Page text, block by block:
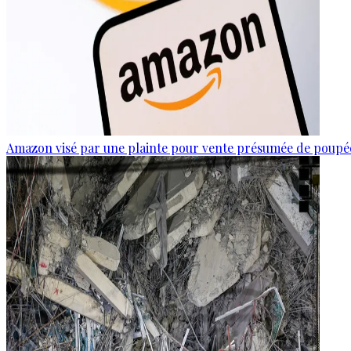
Amazon visé par une plainte pour vente présumée de